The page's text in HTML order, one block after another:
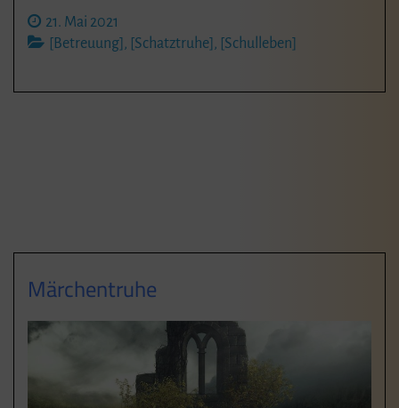
21. Mai 2021
[Betreuung] , [Schatztruhe] , [Schulleben]
Märchentruhe